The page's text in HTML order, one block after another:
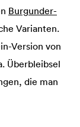
Burgunder-
Varianten.
Version von
Überbleibsel
die man